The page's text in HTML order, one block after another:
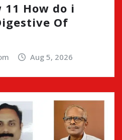
How do i
Of
Aug 5, 2026